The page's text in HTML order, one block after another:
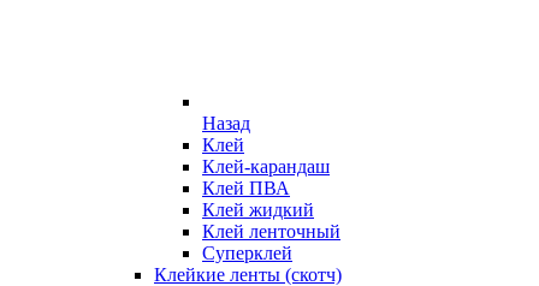
Назад
Клей
Клей-карандаш
Клей ПВА
Клей жидкий
Клей ленточный
Суперклей
Клейкие ленты (скотч)